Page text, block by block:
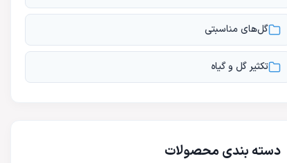
گل‌های مناسبتی
تکثیر گل و گیاه
دسته بندی محصولات